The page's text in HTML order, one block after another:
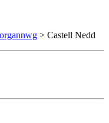
> Castell Nedd